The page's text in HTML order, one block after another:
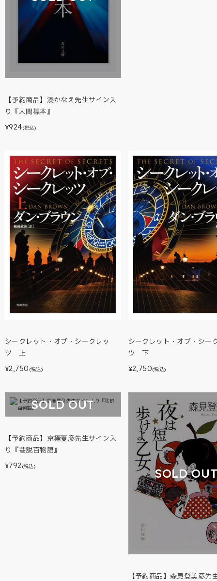
【予約商品】湊かなえ先生サイン入
り『人間標本』
¥924(税込)
シークレット・オブ・シークレッ
ツ 上
¥2,750 (税込)
シークレット・オブ・シー
ツ 下
¥2,750(税込)
SOLD OUT
【予約商品】京極夏彦先生サイン入
り『巷説百物語』
¥792(税込) SOLD
【予約商品】森見登美彦先